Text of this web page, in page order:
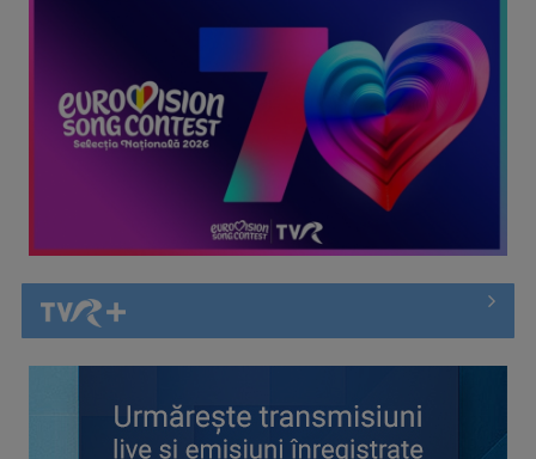
Cate Blanchett este „Blue Jasmine” – sâmbătă seară, la TVR
Spectacol total la TVR: David Popovici și tricolorii luptă